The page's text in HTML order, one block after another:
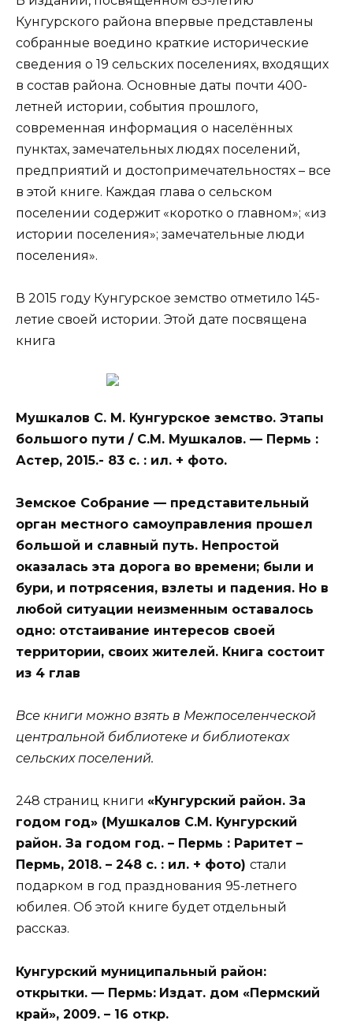
Кунгурского района впервые представлены
собранные воедино краткие исторические
сведения о 19 сельских поселениях, входящих
в состав района. Основные даты почти 400-
летней истории, события прошлого,
современная информация о населённых
пунктах, замечательных людях поселений,
предприятий и достопримечательностях – все
в этой книге. Каждая глава о сельском
поселении содержит «коротко о главном»; «из
истории поселения»; замечательные люди
поселения».
В 2015 году Кунгурское земство отметило 145-
летие своей истории. Этой дате посвящена
книга
Мушкалов С. М. Кунгурское земство. Этапы
большого пути / С.М. Мушкалов. — Пермь :
Астер, 2015.- 83 с. : ил. + фото.
Земское Собрание — представительный
орган местного самоуправления прошел
большой и славный путь. Непростой
оказалась эта дорога во времени; были и
бури, и потрясения, взлеты и падения. Но в
любой ситуации неизменным оставалось
одно: отстаивание интересов своей
территории, своих жителей. Книга состоит
из 4 глав
Все книги можно взять в Межпоселенческой
центральной библиотеке и библиотеках
сельских поселений.
248 страниц книги «Кунгурский район. За
годом год» (Мушкалов С.М. Кунгурский
район. За годом год. – Пермь : Раритет –
Пермь, 2018. – 248 с. : ил. + фото) стали
подарком в год празднования 95-летнего
юбилея. Об этой книге будет отдельный
рассказ.
Кунгурский муниципальный район:
открытки. — Пермь: Издат. дом «Пермский
край», 2009. – 16 откр.